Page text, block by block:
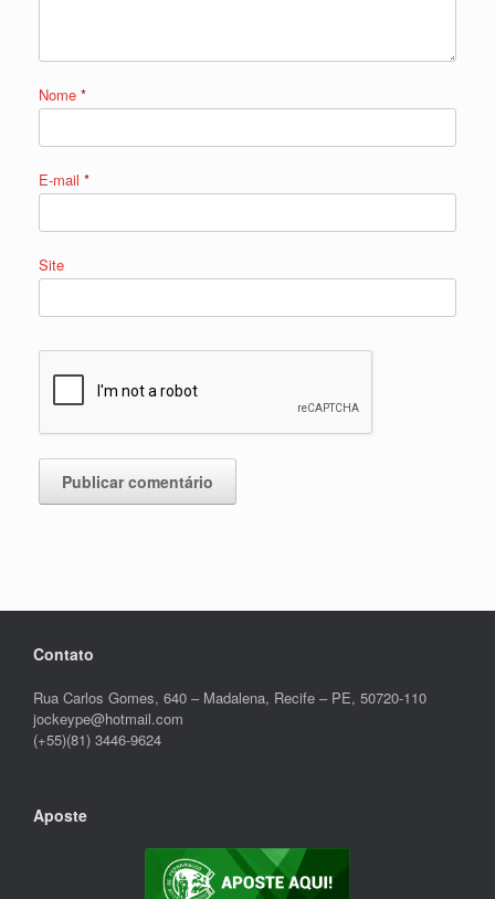
Nome *
E-mail *
Site
Contato
Rua Carlos Gomes, 640 – Madalena, Recife – PE, 50720-110
jockeype@hotmail.com
(+55)(81) 3446-9624
Aposte